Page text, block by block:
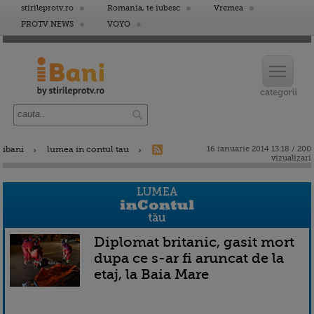
stirileprotv.ro Romania, te iubesc
Vremea
PROTV NEWS
VOYO
ibani lumea in contul tau
16 ianuarie 2014 13:18 / 200
vizualizari
Diplomat britanic, gasit mort
dupa ce s-ar fi aruncat de la
etaj, la Baia Mare